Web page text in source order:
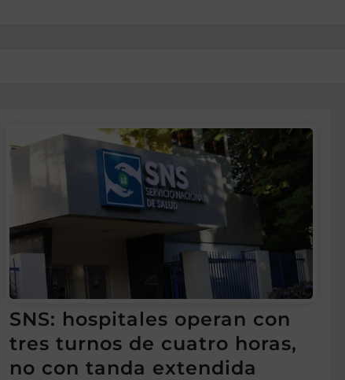
SNS: hospitales operan con
tres turnos de cuatro horas,
no con tanda extendida